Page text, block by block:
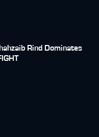
Rind Dominates